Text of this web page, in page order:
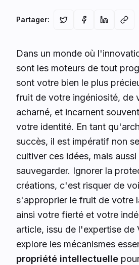
Partager:
Dans un monde où
sont les moteurs de tout
sont votre bien le plus
fruit de votre ingéniosité, de
acharné, et incarnent
votre identité. En tant
succès, il est impératif non
cultiver ces idées, mais aussi
sauvegarder. Ignorer la
créations, c'est risquer de
s'approprier le fruit de votre
ainsi votre fierté et votre
article, issu de l'expertise de
explore les mécanismes
propriété intellectuelle